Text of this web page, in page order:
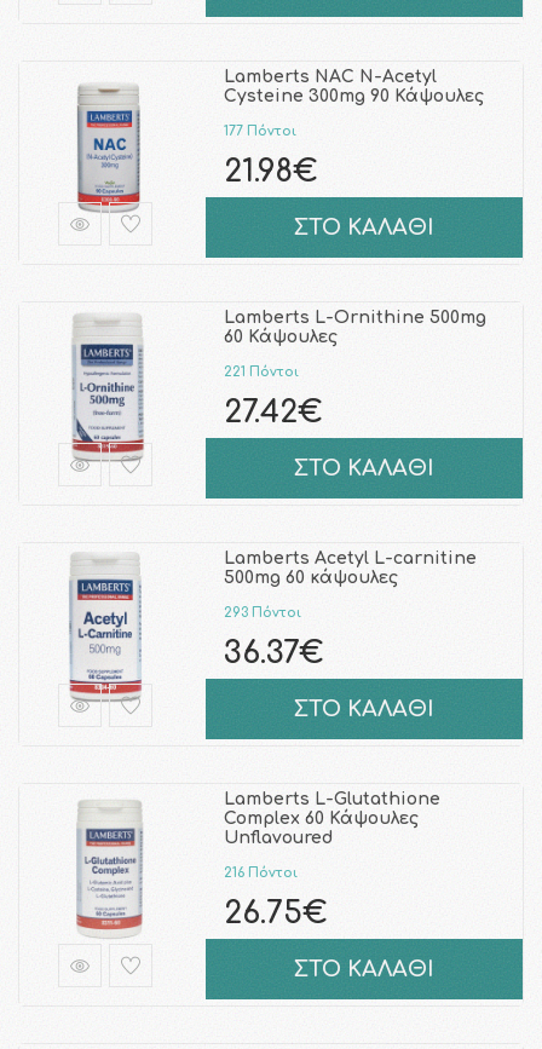
Lamberts NAC N-Acetyl
Cysteine 300mg 90 Κάψουλες
177 Πόντοι
21.98€
ΣΤΟ ΚΑΛΑΘΙ
Lamberts L-Ornithine 500mg
60 Κάψουλες
221 Πόντοι
27.42€
ΣΤΟ ΚΑΛΑΘΙ
Lamberts Acetyl L-carnitine
500mg 60 κάψουλες
293 Πόντοι
36.37€
ΣΤΟ ΚΑΛΑΘΙ
Lamberts L-Glutathione
Complex 60 Κάψουλες
Unflavoured
216 Πόντοι
26.75€
ΣΤΟ ΚΑΛΑΘΙ